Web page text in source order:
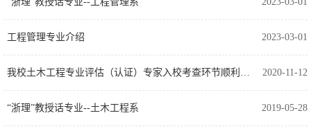
2023-03-01
工程管理专业介绍
2020-11-12
我校土木工程专业评估（认证）专家入校考查环节顺利完成
2019-05-28
“浙理”教授话专业--土木工程系